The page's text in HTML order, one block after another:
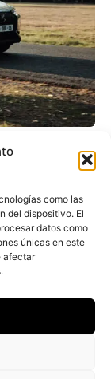
como las
del dispositivo. El
datos como
únicas en este
afectar
de
en
del modelo
ChatGPT,